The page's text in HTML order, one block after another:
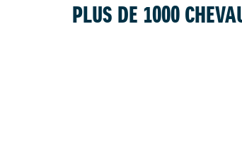
PLUS DE 1000